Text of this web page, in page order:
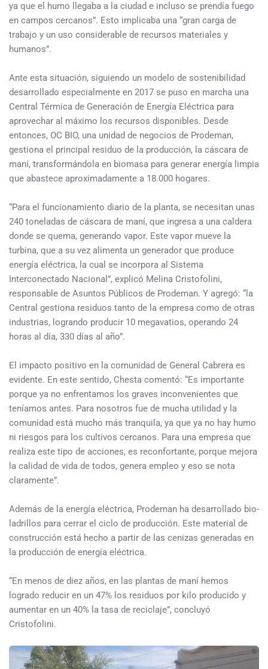
ya que el humo llegaba a la ciudad e incluso se prendía fuego
en campos cercanos”. Esto implicaba una “gran carga de
trabajo y un uso considerable de recursos materiales y
humanos”.
Ante esta situación, siguiendo un modelo de sostenibilidad
desarrollado especialmente en 2017 se puso en marcha una
Central Térmica de Generación de Energía Eléctrica para
aprovechar al máximo los recursos disponibles. Desde
entonces, OC BIO, una unidad de negocios de Prodeman,
gestiona el principal residuo de la producción, la cáscara de
maní, transformándola en biomasa para generar energía limpia
que abastece aproximadamente a 18.000 hogares.
“Para el funcionamiento diario de la planta, se necesitan unas
240 toneladas de cáscara de maní, que ingresa a una caldera
donde se quema, generando vapor. Este vapor mueve la
turbina, que a su vez alimenta un generador que produce
energía eléctrica, la cual se incorpora al Sistema
Interconectado Nacional”, explicó Melina Cristofolini,
responsable de Asuntos Públicos de Prodeman. Y agregó: “la
Central gestiona residuos tanto de la empresa como de otras
industrias, logrando producir 10 megavatios, operando 24
horas al día, 330 días al año”.
El impacto positivo en la comunidad de General Cabrera es
evidente. En este sentido, Chesta comentó: “Es importante
porque ya no enfrentamos los graves inconvenientes que
teníamos antes. Para nosotros fue de mucha utilidad y la
comunidad está mucho más tranquila, ya que ya no hay humo
ni riesgos para los cultivos cercanos. Para una empresa que
realiza este tipo de acciones, es reconfortante, porque mejora
la calidad de vida de todos, genera empleo y eso se nota
claramente”.
Además de la energía eléctrica, Prodeman ha desarrollado bio-
ladrillos para cerrar el ciclo de producción. Este material de
construcción está hecho a partir de las cenizas generadas en
la producción de energía eléctrica.
“En menos de diez años, en las plantas de maní hemos
logrado reducir en un 47% los residuos por kilo producido y
aumentar en un 40% la tasa de reciclaje”, concluyó
Cristofolini.